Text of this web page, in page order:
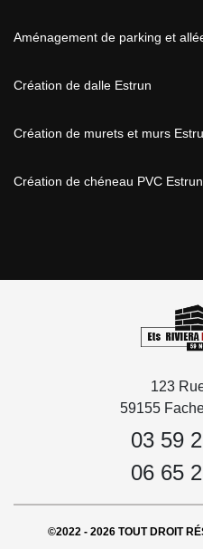
Aménagement de parking et
Création de dalle Estrun
Création de murets et murs
Création de chéneau PVC Estrun
123
59155
03 59
06 65
©2022 - 2026 TOUT DROIT